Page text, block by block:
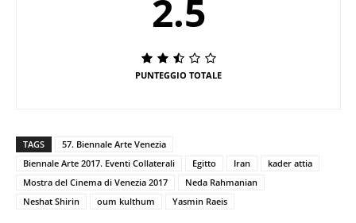
2.5
PUNTEGGIO TOTALE
TAGS
57. Biennale Arte Venezia
Biennale Arte 2017. Eventi Collaterali
Egitto Iran
kader attia
Mostra del Cinema di Venezia 2017
Neda Rahmanian
Neshat Shirin
oum kulthum Yasmin Raeis